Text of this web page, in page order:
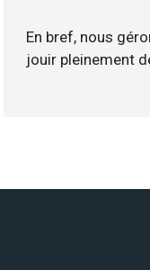
En bref, nous
jouir pleinement